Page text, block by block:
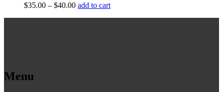
$35.00 – $40.00 add to cart
Menu